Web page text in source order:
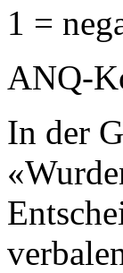
1 =
ANQ-
In der